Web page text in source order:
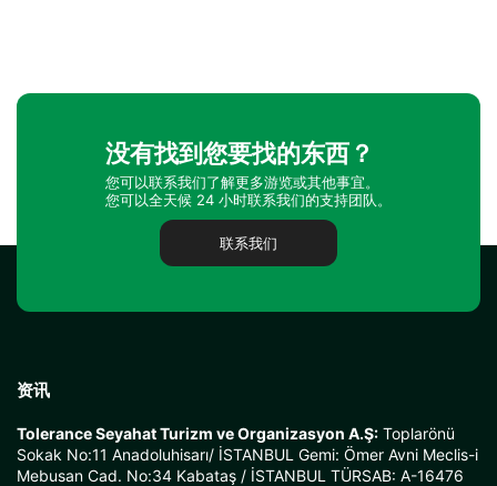
没有找到您要找的东西？
您可以联系我们了解更多游览或其他事宜。
您可以全天候 24 小时联系我们的支持团队。
联系我们
资讯
Tolerance Seyahat Turizm ve Organizasyon A.Ş: Toplarönü
Sokak No:11 Anadoluhisarı/ İSTANBUL Gemi: Ömer Avni Meclis-i
Mebusan Cad. No:34 Kabataş / İSTANBUL TÜRSAB: A-16476